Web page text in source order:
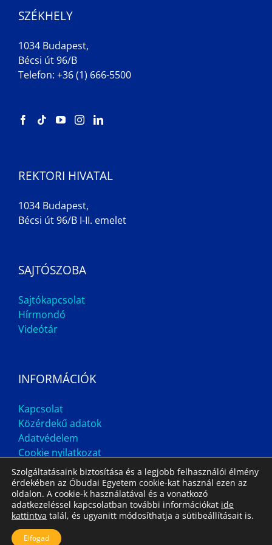
SZÉKHELY
1034 Budapest,
Bécsi út 96/B
Telefon: +36 (1) 666-5500
REKTORI HIVATAL
1034 Budapest,
Bécsi út 96/B I-II. emelet
SAJTÓSZOBA
Sajtókapcsolat
Hírmondó
Videótár
INFORMÁCIÓK
Kapcsolat
Közérdekű adatok
Adatvédelem
Cookie nyilatkozat
Impresszum
Szolgáltatásaink biztosítása és a legjobb felhasználói élmény
érdekében az Óbudai Egyetem cookie-kat használ ezen az
oldalon. A cookie-k használatával és a vonatkozó
adatkezeléssel kapcsolatban további információkat ide
kattintva talál, és ugyanitt módosíthatja a sütibeállításait is.
Elfogad